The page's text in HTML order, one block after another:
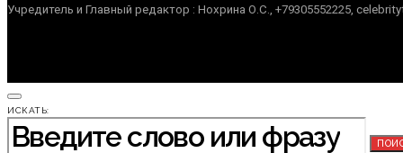
Учредитель и Главный редактор : Нохрина О.С., +79305552225,
ИСКАТЬ: